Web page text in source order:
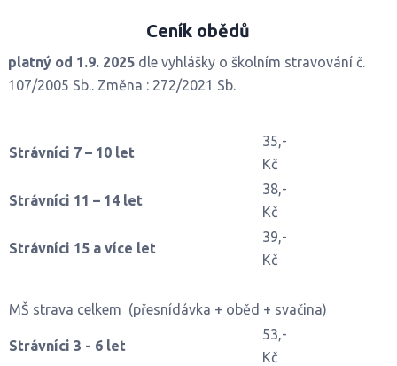
Ceník obědů
platný od 1.9. 2025dle vyhlášky o školním stravování č.
107/2005 Sb.. Změna : 272/2021 Sb.
Strávníci 7 – 10 let
35,-
Kč
Strávníci 11 – 14 let
38,-
Kč
Strávníci 15 a více let
39,-
Kč
MŠ strava celkem (přesnídávka + oběd + svačina)
Strávníci 3 - 6 let
53,-
Kč